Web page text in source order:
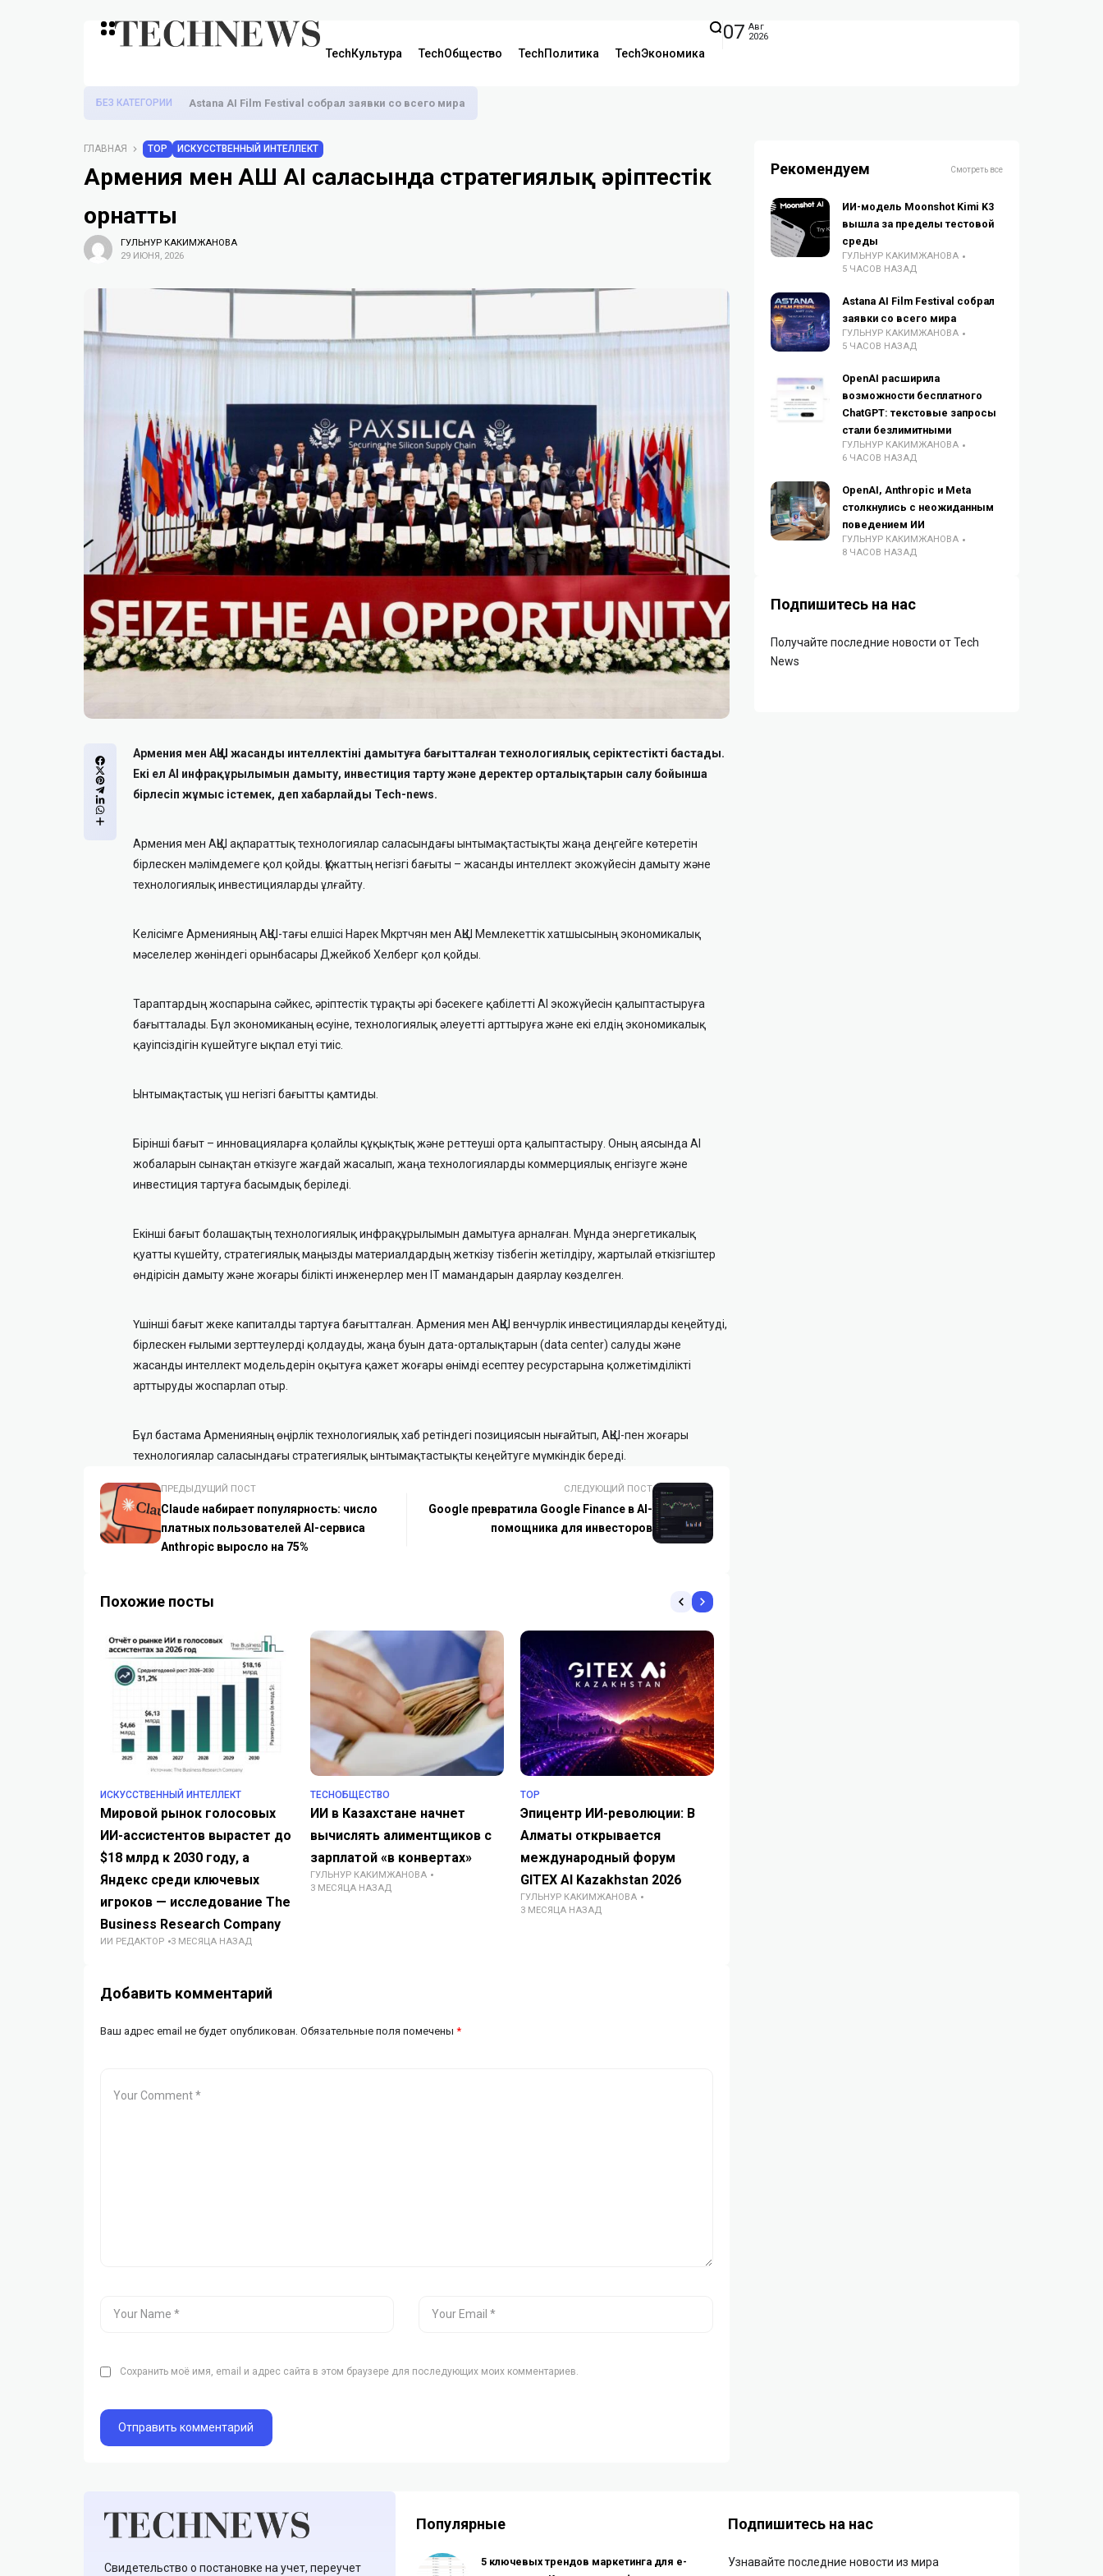
TechКультура TechОбщество TechПолитика TechЭкономика
07 Авг
2026
БЕЗ КАТЕГОРИИ Astana AI Film Festival собрал заявки со всего мира
ГЛАВНАЯ TOP ИСКУССТВЕННЫЙ ИНТЕЛЛЕКТ
Армения мен АҚШ AI саласында стратегиялық әріптестік
орнатты
ГУЛЬНУР КАКИМЖАНОВА
29 ИЮНЯ, 2026
Армения мен АҚШ жасанды интеллектіні дамытуға бағытталған технологиялық серіктестікті бастады.
Екі ел AI инфрақұрылымын дамыту, инвестиция тарту және деректер орталықтарын салу бойынша
бірлесіп жұмыс істемек, деп хабарлайды Tech-news.
Армения мен АҚШ ақпараттық технологиялар саласындағы ынтымақтастықты жаңа деңгейге көтеретін
бірлескен мәлімдемеге қол қойды. Құжаттың негізгі бағыты – жасанды интеллект экожүйесін дамыту және
технологиялық инвестицияларды ұлғайту.
Келісімге Арменияның АҚШ-тағы елшісі Нарек Мкртчян мен АҚШ Мемлекеттік хатшысының экономикалық
мәселелер жөніндегі орынбасары Джейкоб Хелберг қол қойды.
Тараптардың жоспарына сәйкес, әріптестік тұрақты әрі бәсекеге қабілетті AI экожүйесін қалыптастыруға
бағытталады. Бұл экономиканың өсуіне, технологиялық әлеуетті арттыруға және екі елдің экономикалық
қауіпсіздігін күшейтуге ықпал етуі тиіс.
Ынтымақтастық үш негізгі бағытты қамтиды.
Бірінші бағыт – инновацияларға қолайлы құқықтық және реттеуші орта қалыптастыру. Оның аясында AI
жобаларын сынақтан өткізуге жағдай жасалып, жаңа технологияларды коммерциялық енгізуге және
инвестиция тартуға басымдық беріледі.
Екінші бағыт болашақтың технологиялық инфрақұрылымын дамытуға арналған. Мұнда энергетикалық
қуатты күшейту, стратегиялық маңызды материалдардың жеткізу тізбегін жетілдіру, жартылай өткізгіштер
өндірісін дамыту және жоғары білікті инженерлер мен IT мамандарын даярлау көзделген.
Үшінші бағыт жеке капиталды тартуға бағытталған. Армения мен АҚШ венчурлік инвестицияларды кеңейтуді,
бірлескен ғылыми зерттеулерді қолдауды, жаңа буын дата-орталықтарын (data center) салуды және
жасанды интеллект модельдерін оқытуға қажет жоғары өнімді есептеу ресурстарына қолжетімділікті
арттыруды жоспарлап отыр.
Бұл бастама Арменияның өңірлік технологиялық хаб ретіндегі позициясын нығайтып, АҚШ-пен жоғары
технологиялар саласындағы стратегиялық ынтымақтастықты кеңейтуге мүмкіндік береді.
ПРЕДЫДУЩИЙ ПОСТ
Claude набирает популярность: число
платных пользователей AI-сервиса
Anthropic выросло на 75%
СЛЕДУЮЩИЙ ПОСТ
Google превратила Google Finance в AI-
помощника для инвесторов
Похожие посты
ИСКУССТВЕННЫЙ ИНТЕЛЛЕКТ
Мировой рынок голосовых
ИИ-ассистентов вырастет до
$18 млрд к 2030 году, а
Яндекс среди ключевых
игроков — исследование The
Business Research Company
ИИ РЕДАКТОР 3 МЕСЯЦА НАЗАД
TECHОБЩЕСТВО
ИИ в Казахстане начнет
вычислять алиментщиков с
зарплатой «в конвертах»
ГУЛЬНУР КАКИМЖАНОВА
3 МЕСЯЦА НАЗАД
TOP
Эпицентр ИИ-революции: В
Алматы открывается
международный форум
GITEX AI Kazakhstan 2026
ГУЛЬНУР КАКИМЖАНОВА
3 МЕСЯЦА НАЗАД
Добавить комментарий
Ваш адрес email не будет опубликован. Обязательные поля помечены *
Сохранить моё имя, email и адрес сайта в этом браузере для последующих моих комментариев.
Рекомендуем Смотреть все
ИИ-модель Moonshot Kimi K3
вышла за пределы тестовой
среды
ГУЛЬНУР КАКИМЖАНОВА
5 ЧАСОВ НАЗАД
Astana AI Film Festival собрал
заявки со всего мира
ГУЛЬНУР КАКИМЖАНОВА
5 ЧАСОВ НАЗАД
OpenAI расширила
возможности бесплатного
ChatGPT: текстовые запросы
стали безлимитными
ГУЛЬНУР КАКИМЖАНОВА
6 ЧАСОВ НАЗАД
OpenAI, Anthropic и Meta
столкнулись с неожиданным
поведением ИИ
ГУЛЬНУР КАКИМЖАНОВА
8 ЧАСОВ НАЗАД
Подпишитесь на нас
Получайте последние новости от Tech
News
Свидетельство о постановке на учет, переучет
Популярные
5 ключевых трендов маркетинга для e-
Подпишитесь на нас
Узнавайте последние новости из мира